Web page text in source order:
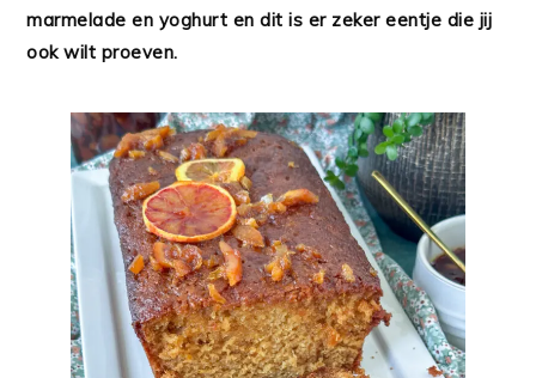
marmelade en yoghurt en dit is er zeker eentje die jij
ook wilt proeven.